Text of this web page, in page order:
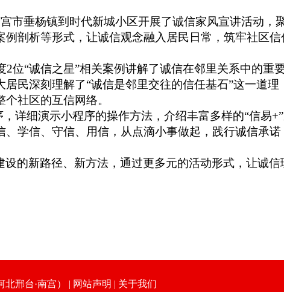
市垂杨镇到时代新城小区开展了诚信家风宣讲活动，
例剖析等形式 ，让诚信观念融入居民日常， 筑牢社区信
2位“诚信之星”相关案例讲解了诚信在邻里关系中的重
居民深刻理解了“诚信是邻里交往的信任基石”这一道理
社区的互信网络。
，详细演示小程序的操作方法，介绍丰富多样的“信易
学信、守信、用信，从点滴小事做起，践行诚信承诺
的新路径、新方法，通过更多元的活动形式，让诚信
邢台·南宫） | 网站声明 | 关于我们